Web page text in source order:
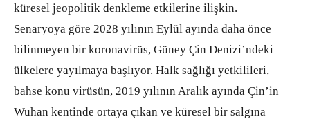
küresel jeopolitik denkleme etkilerine ilişkin.
Senaryoya göre 2028 yılının Eylül ayında daha önce
bilinmeyen bir koronavirüs, Güney Çin Denizi’ndeki
ülkelere yayılmaya başlıyor. Halk sağlığı yetkilileri,
bahse konu virüsün, 2019 yılının Aralık ayında Çin’in
Wuhan kentinde ortaya çıkan ve küresel bir salgına